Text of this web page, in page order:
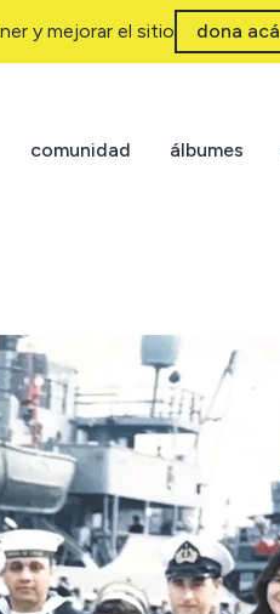
y mejorar el sitio dona acá
comunidad álbumes